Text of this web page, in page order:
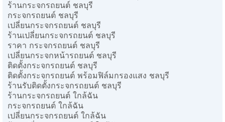
ร้านกระจกรถยนต์ ชลบุรี
กระจกรถยนต์ ชลบุรี
เปลี่ยนกระจกรถยนต์ ชลบุรี
ร้านเปลี่ยนกระจกรถยนต์ ชลบุรี
ราคา กระจกรถยนต์ ชลบุรี
เปลี่ยนกระจกหน้ารถยนต์ ชลบุรี
ติดตั้งกระจกรถยนต์ ชลบุรี
ติดตั้งกระจกรถยนต์ พร้อมฟิล์มกรองแสง ชลบุรี
ร้านรับติดตั้งกระจกรถยนต์ ชลบุรี
ร้านกระจกรถยนต์ ใกล้ฉัน
กระจกรถยนต์ ใกล้ฉัน
เปลี่ยนกระจกรถยนต์ ใกล้ฉัน